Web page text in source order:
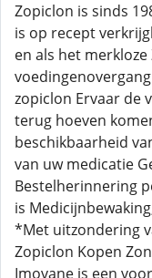
Zopiclon is sinds
is op recept
en als het
zopiclon Ervaar de
terug hoeven
beschikbaarheid
van uw medicatie
Bestelherinnering
is
*Met uitzondering
Zopiclon Kopen
Imovane is een